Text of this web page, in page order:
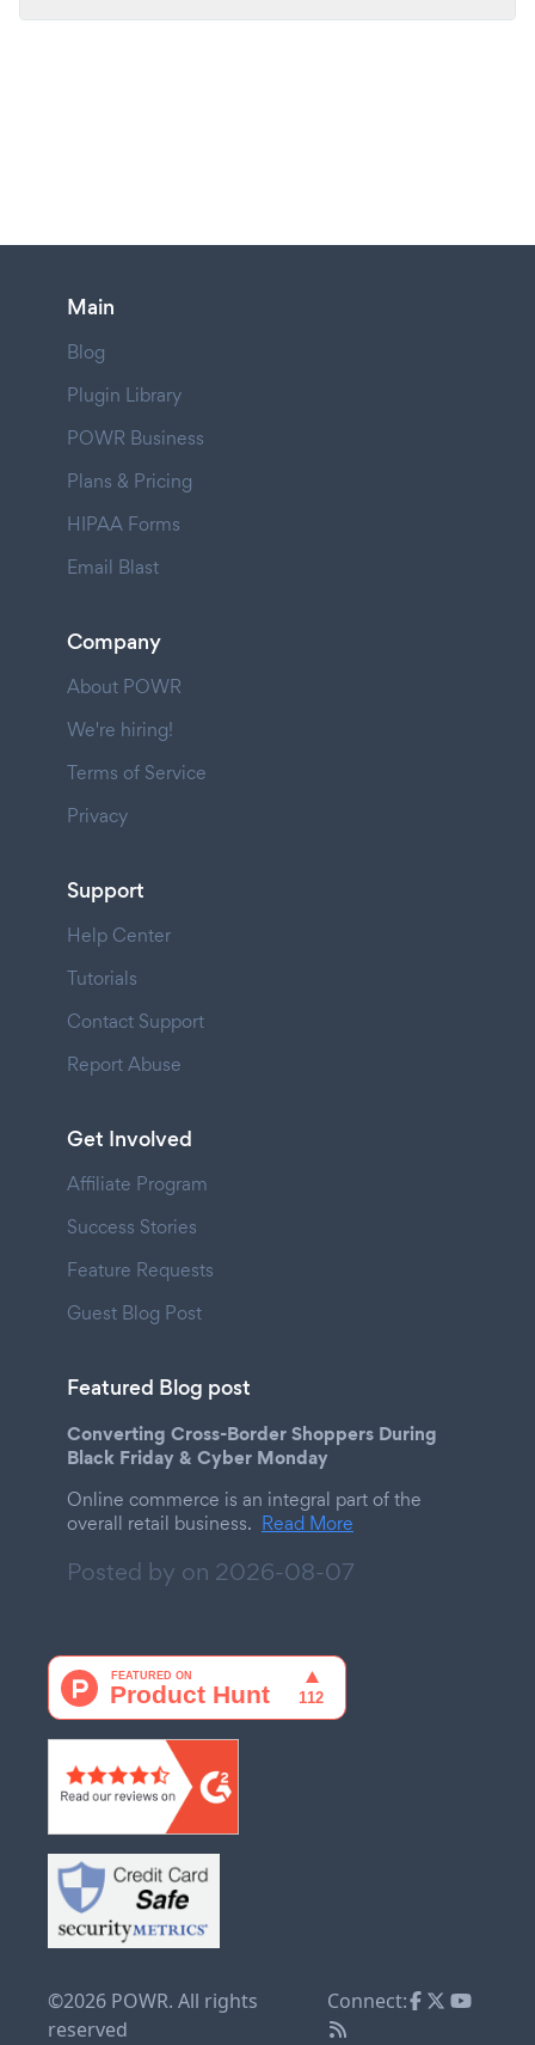
Main
Blog
Plugin Library
POWR Business
Plans & Pricing
HIPAA Forms
Email Blast
Company
About POWR
We're hiring!
Terms of Service
Privacy
Support
Help Center
Tutorials
Contact Support
Report Abuse
Get Involved
Affiliate Program
Success Stories
Feature Requests
Guest Blog Post
Featured Blog post
Converting Cross-Border Shoppers During
Black Friday & Cyber Monday
Online commerce is an integral part of the
overall retail business. Read More
Posted by on 2026-08-07
©2026 POWR. All rights
reserved
Connect: